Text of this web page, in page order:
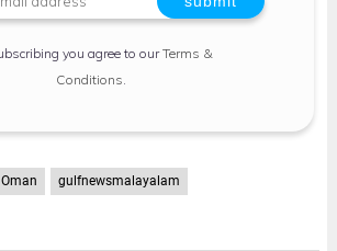
you agree to ourTerms &
Conditions
Oman gulfnewsmalayalam